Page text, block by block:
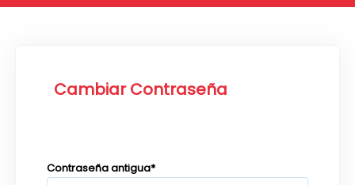
Cambiar Contraseña
Contraseña antigua*